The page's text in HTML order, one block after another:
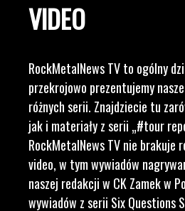
VIDEO
RockMetalNews TV to ogólny
przekrojowo prezentujemy
różnych serii. Znajdziecie tu
jak i materiały z serii „#tour
RockMetalNews TV nie brakuje
video, w tym wywiadów
naszej redakcji w CK Zamek w
wywiadów z serii Six Questions